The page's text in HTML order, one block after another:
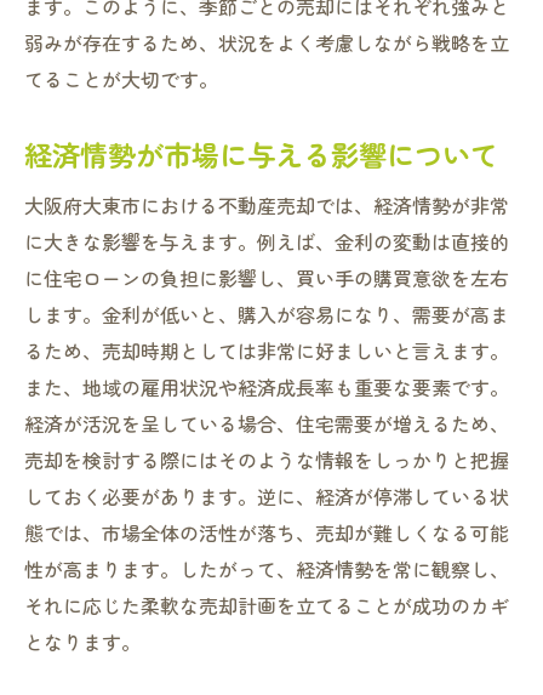
ます。このように、季節ごとの売却にはそれぞれ強みと
弱みが存在するため、状況をよく考慮しながら戦略を立
てることが大切です。
経済情勢が市場に与える影響について
大阪府大東市における不動産売却では、経済情勢が非常
に大きな影響を与えます。例えば、金利の変動は直接的
に住宅ローンの負担に影響し、買い手の購買意欲を左右
します。金利が低いと、購入が容易になり、需要が高ま
るため、売却時期としては非常に好ましいと言えます。
また、地域の雇用状況や経済成長率も重要な要素です。
経済が活況を呈している場合、住宅需要が増えるため、
売却を検討する際にはそのような情報をしっかりと把握
しておく必要があります。逆に、経済が停滞している状
態では、市場全体の活性が落ち、売却が難しくなる可能
性が高まります。したがって、経済情勢を常に観察し、
それに応じた柔軟な売却計画を立てることが成功のカギ
となります。